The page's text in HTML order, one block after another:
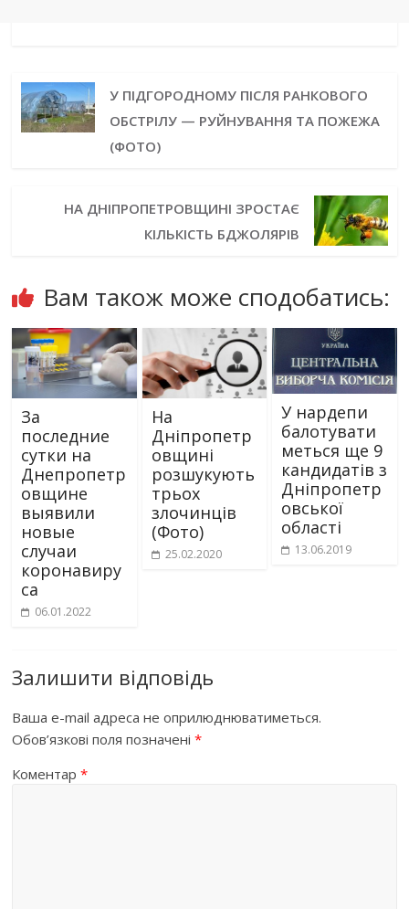
У ПІДГОРОДНОМУ ПІСЛЯ РАНКОВОГО
ОБСТРІЛУ — РУЙНУВАННЯ ТА ПОЖЕЖА
(ФОТО)
НА ДНІПРОПЕТРОВЩИНІ ЗРОСТАЄ
КІЛЬКІСТЬ БДЖОЛЯРІВ
Вам також може сподобатись:
За
последние
сутки на
Днепропетр
овщине
выявили
новые
случаи
коронавиру
са
06.01.2022
На
Дніпропетр
овщині
розшукують
трьох
злочинців
(Фото)
25.02.2020
У нардепи
балотувати
меться ще 9
кандидатів з
Дніпропетр
овської
області
13.06.2019
Залишити відповідь
Ваша e-mail адреса не оприлюднюватиметься.
Обов’язкові поля позначені*
Коментар*